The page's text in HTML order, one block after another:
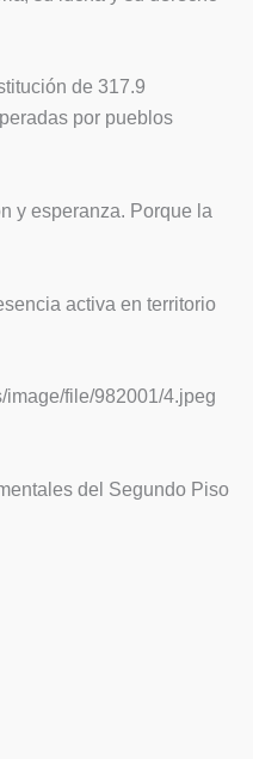
de 317.9
por pueblos
y esperanza. Porque la
activa en territorio
del Segundo Piso